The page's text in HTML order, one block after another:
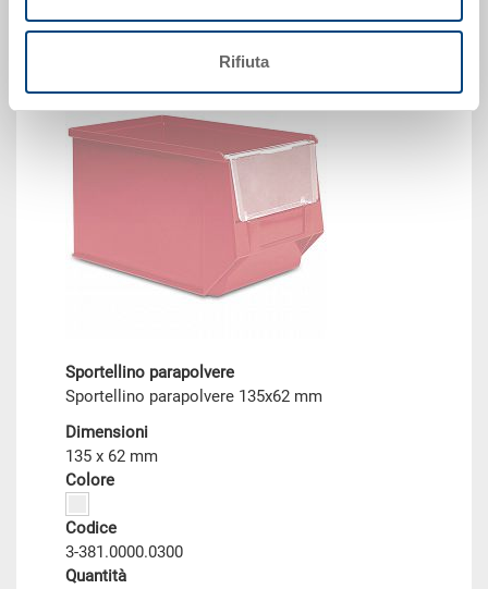
Rifiuta
Sportellino parapolvere
Sportellino parapolvere 135x62 mm
Dimensioni
135 x 62 mm
Colore
Codice
3-381.0000.0300
Quantità